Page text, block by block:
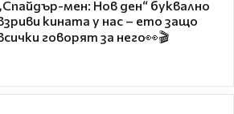
мен: Нов ден“ буквално
кината у нас – ето защо
говорят за него👀🎬